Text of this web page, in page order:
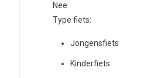
Nee
Type fiets:
Jongensfiets
Kinderfiets